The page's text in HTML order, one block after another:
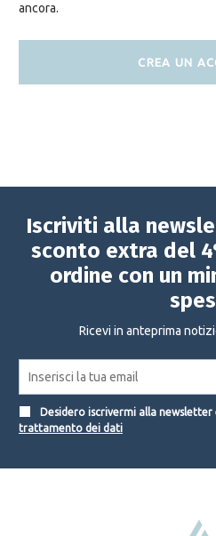
ancora.
CREA UN
Iscriviti alla
sconto extra del
ordine con un
Ricevi in anteprima
Desidero iscrivermi alla newsletter
trattamento dei dati